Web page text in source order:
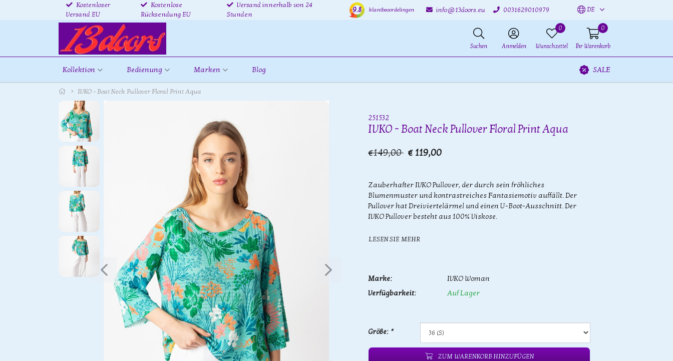
Kostenloser
Versand EU
Kostenlose
Rücksendung EU
Versand innerhalb von 24
Stunden
9.8 klantbeoordelingen info@13doors.eu 0031629010979 DE
Suchen Anmelden
0
Wunschzettel
0
Ihr Warenkorb
Kollektion Bedienung Marken Blog SALE
IVKO - Boat Neck Pullover Floral Print Aqua
251532
IVKO - Boat Neck Pullover Floral Print Aqua
€149,00 € 119,00
Zauberhafter IVKO Pullover, der durch sein fröhliches
Blumenmuster und kontrastreiches Fantasiemotiv auffällt. Der
Pullover hat Dreiviertelärmel und einen U-Boot-Ausschnitt. Der
IVKO Pullover besteht aus 100% Viskose.
LESEN SIE MEHR
Marke:
IVKO Woman
Verfügbarkeit:
Auf Lager
Größe: *
ZUM WARENKORB HINZUFÜGEN